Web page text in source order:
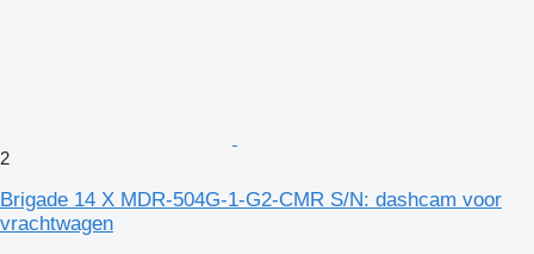
2
Brigade 14 X MDR-504G-1-G2-CMR S/N: dashcam voor
vrachtwagen